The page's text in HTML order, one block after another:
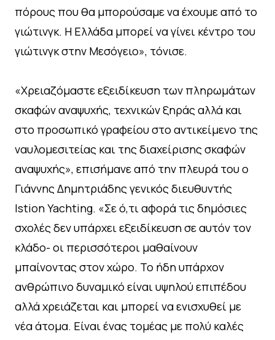
πόρους που θα μπορούσαμε να έχουμε από το
γιώτινγκ. Η Ελλάδα μπορεί να γίνει κέντρο του
γιώτινγκ στην Μεσόγειο», τόνισε.
«Χρειαζόμαστε εξειδίκευση των πληρωμάτων
σκαφών αναψυχής, τεχνικών ξηράς αλλά και
στο προσωπικό γραφείου στο αντικείμενο της
ναυλομεσιτείας και της διαχείρισης σκαφών
αναψυχής», επισήμανε από την πλευρά του ο
Γιάννης Δημητριάδης γενικός διευθυντής
Istion Yachting. «Σε ό,τι αφορά τις δημόσιες
σχολές δεν υπάρχει εξειδίκευση σε αυτόν τον
κλάδο- οι περισσότεροι μαθαίνουν
μπαίνοντας στον χώρο. Το ήδη υπάρχον
ανθρώπινο δυναμικό είναι υψηλού επιπέδου
αλλά χρειάζεται και μπορεί να ενισχυθεί με
νέα άτομα. Είναι ένας τομέας με πολύ καλές